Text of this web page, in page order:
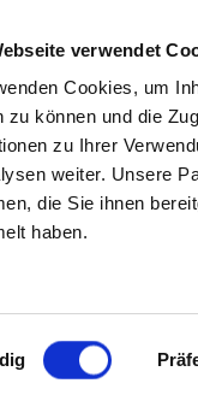
verwendet
Cookies, um
zu können und die
zu Ihrer
weiter. Unsere
die Sie ihnen
haben.